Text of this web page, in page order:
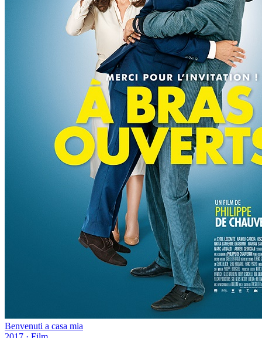
Benvenuti a casa mia